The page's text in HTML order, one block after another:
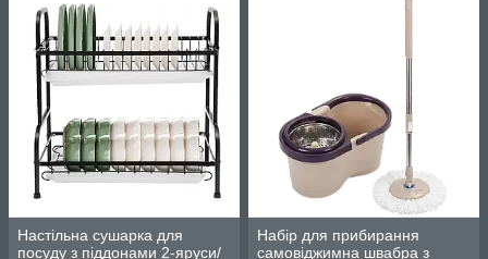
Настільна сушарка для
посуду з піддонами 2-яруси/
Набір для прибирання
самовіджимна швабра з